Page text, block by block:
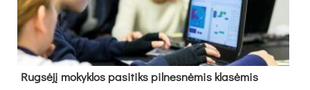
Rug­sė­jį mo­kyk­los pa­si­tiks pil­nes­nė­mis kla­sė­mis